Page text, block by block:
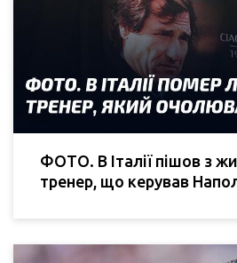
ФОТО. В Італії пішов з
тренер, що керував